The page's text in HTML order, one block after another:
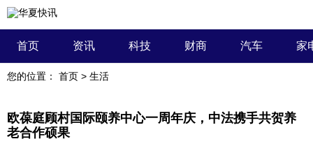
首页 资讯 科技 财商 汽车 家
您的位置： 首页 > 生活
欧葆庭顾村国际颐养中心一周年庆，中法携手共贺养
老合作硕果